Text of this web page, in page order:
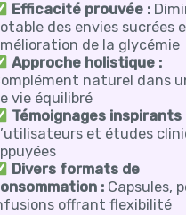
Efficacité prouvée :
des envies sucrées
de la glycémie
Approche holistique :
naturel dans
vie équilibré
Témoignages inspirants
et études
Divers formats de
: Capsules,
offrant flexibilité